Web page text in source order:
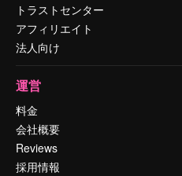
トラストセンター
アフィリエイト
法人向け
運営
料金
会社概要
Reviews
採用情報